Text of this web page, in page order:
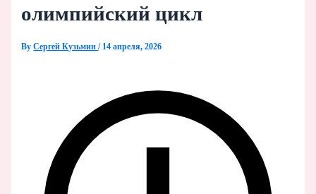
олимпийский цикл
ByСергей Кузьмин/ 14 апреля, 2026